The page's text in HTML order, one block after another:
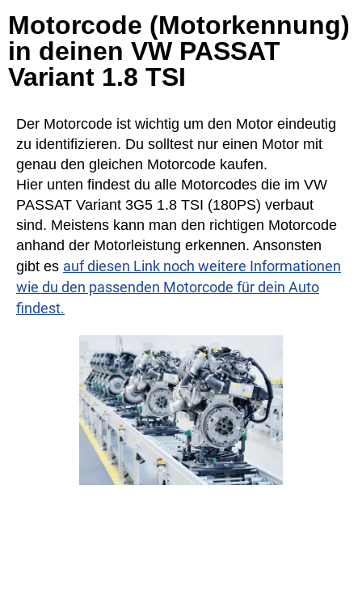
Motorcode (Motorkennung)
in deinen VW PASSAT
Variant 1.8 TSI
Der Motorcode ist wichtig um den Motor eindeutig
zu identifizieren. Du solltest nur einen Motor mit
genau den gleichen Motorcode kaufen.
Hier unten findest du alle Motorcodes die im VW
PASSAT Variant 3G5 1.8 TSI (180PS) verbaut
sind. Meistens kann man den richtigen Motorcode
anhand der Motorleistung erkennen. Ansonsten
gibt es auf diesen Link noch weitere Informationen
wie du den passenden Motorcode für dein Auto
findest.